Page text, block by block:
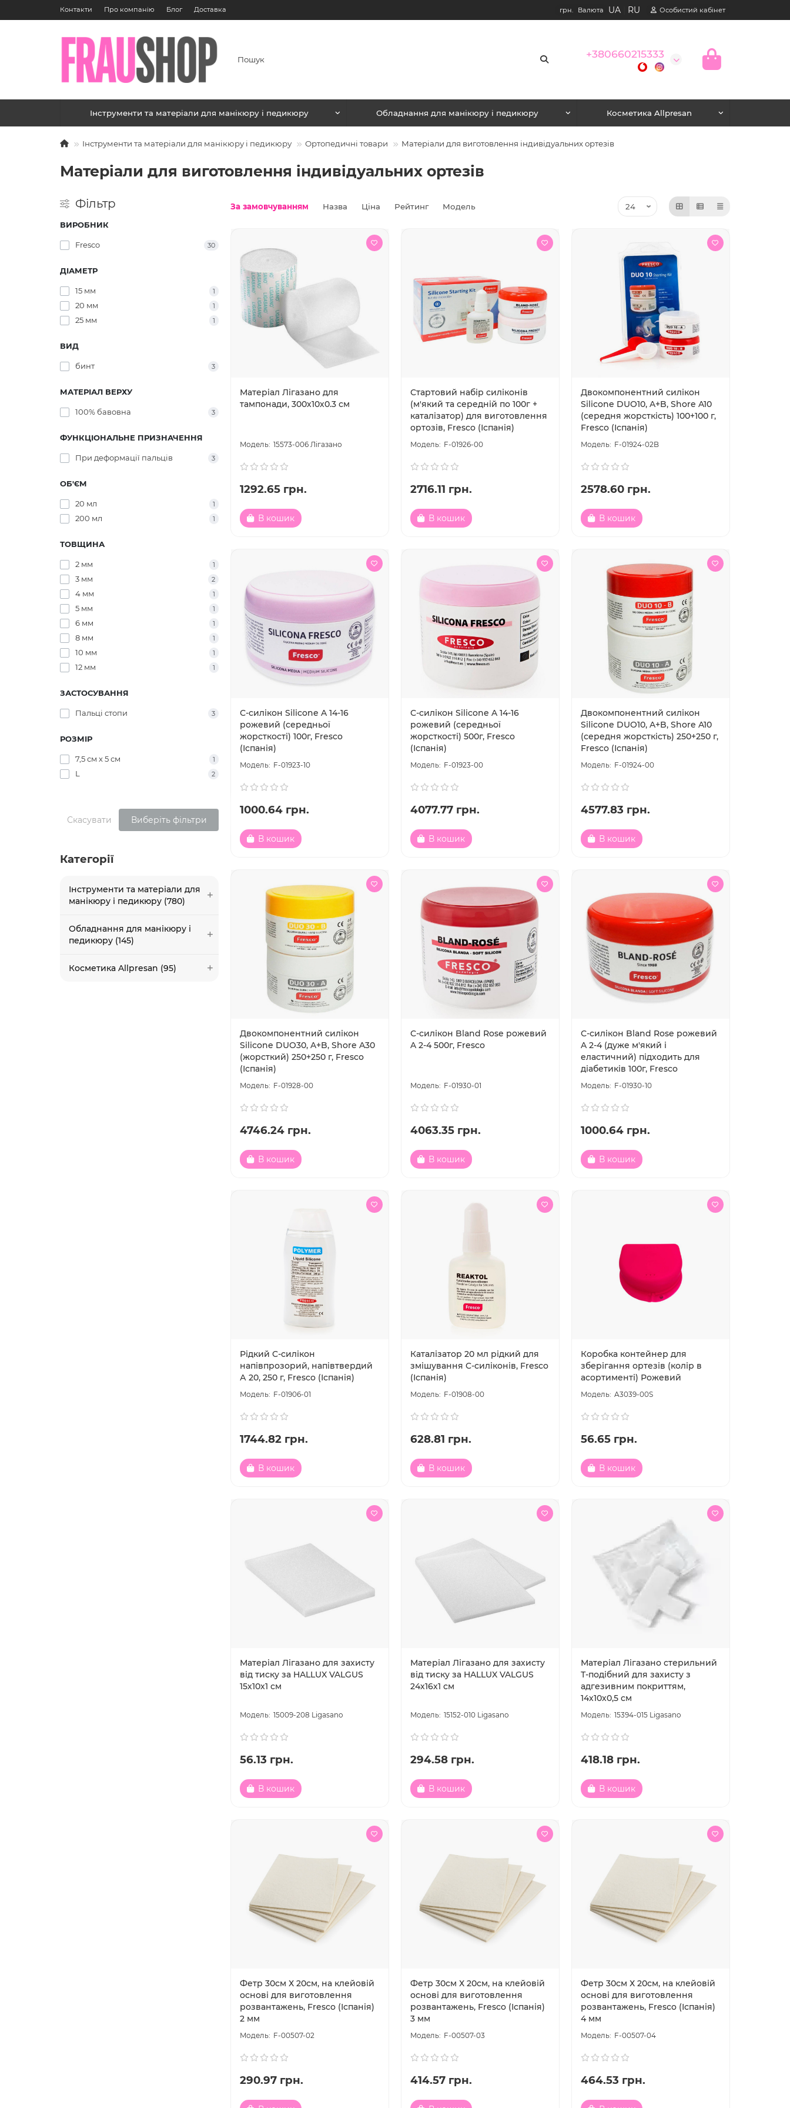
Контакти Про компанію Блог Доставка грн. Валюта UA RU Особистий кабінет
+380660215333
Інструменти та матеріали для манікюру і педикюру Обладнання для манікюру і педикюру Косметика Allpresan
Інструменти та матеріали для манікюру і педикюру Ортопедичні товари Матеріали для виготовлення індивідуальних ортезів
Матеріали для виготовлення індивідуальних ортезів
Фільтр
ВИРОБНИК
Fresco 30
ДІАМЕТР
15 мм 1
20 мм 1
25 мм 1
ВИД
бинт 3
МАТЕРІАЛ ВЕРХУ
100% бавовна 3
ФУНКЦІОНАЛЬНЕ ПРИЗНАЧЕННЯ
При деформації пальців 3
ОБ'ЄМ
20 мл 1
200 мл 1
ТОВЩИНА
2 мм 1
3 мм 2
4 мм 1
5 мм 1
6 мм 1
8 мм 1
10 мм 1
12 мм 1
ЗАСТОСУВАННЯ
Пальці стопи 3
РОЗМІР
7,5 см х 5 см 1
L 2
Скасувати Виберіть фільтри
Категорії
Інструменти та матеріали для
манікюру і педикюру (780)
Обладнання для манікюру і
педикюру (145)
Косметика Allpresan (95)
За замовчуванням Назва Ціна Рейтинг Модель
Матеріал Лігазано для
тампонади, 300х10х0.3 см
15573-006 Лігазано
1292.65 грн.
В кошик
Стартовий набір силіконів
(м'який та середній по 100г +
каталізатор) для виготовлення
ортозів, Fresco (Іспанія)
F-01926-00
2716.11 грн.
В кошик
Двокомпонентний силікон
Silicone DUO10, A+B, Shore A10
(середня жорсткість) 100+100 г,
Fresco (Іспанія)
F-01924-02B
2578.60 грн.
В кошик
С-силікон Silicone A 14-16
рожевий (середньої
жорсткості) 100г, Fresco
(Іспанія)
F-01923-10
1000.64 грн.
В кошик
С-силікон Silicone A 14-16
рожевий (середньої
жорсткості) 500г, Fresco
(Іспанія)
F-01923-00
4077.77 грн.
В кошик
Двокомпонентний силікон
Silicone DUO10, A+B, Shore A10
(середня жорсткість) 250+250 г,
Fresco (Іспанія)
F-01924-00
4577.83 грн.
В кошик
Двокомпонентний силікон
Silicone DUO30, A+B, Shore A30
(жорсткий) 250+250 г, Fresco
(Іспанія)
F-01928-00
4746.24 грн.
В кошик
С-силікон Bland Rose рожевий
A 2-4 500г, Frescо
F-01930-01
4063.35 грн.
В кошик
С-силікон Bland Rose рожевий
A 2-4 (дуже м'який і
еластичний) підходить для
діабетиків 100г, Fresco
F-01930-10
1000.64 грн.
В кошик
Рідкий C-силікон
напівпрозорий, напівтвердий
А 20, 250 г, Fresco (Іспанія)
F-01906-01
1744.82 грн.
В кошик
Каталізатор 20 мл рідкий для
змішування C-силіконів, Fresco
(Іспанія)
F-01908-00
628.81 грн.
В кошик
Коробка контейнер для
зберігання ортезів (колір в
асортименті) Рожевий
A3039-00S
56.65 грн.
В кошик
Матеріал Лігазано для захисту
від тиску за HALLUX VALGUS
15х10х1 см
15009-208 Ligasano
56.13 грн.
В кошик
Матеріал Лігазано для захисту
від тиску за HALLUX VALGUS
24х16х1 см
15152-010 Ligasano
294.58 грн.
В кошик
Матеріал Лігазано стерильний
Т-подібний для захисту з
адгезивним покриттям,
14х10х0,5 см
15394-015 Ligasano
418.18 грн.
В кошик
Фетр 30см Х 20см, на клейовій
основі для виготовлення
розвантажень, Fresco (Іспанія)
2 мм
F-00507-02
290.97 грн.
Фетр 30см Х 20см, на клейовій
основі для виготовлення
розвантажень, Fresco (Іспанія)
3 мм
F-00507-03
414.57 грн.
Фетр 30см Х 20см, на клейовій
основі для виготовлення
розвантажень, Fresco (Іспанія)
4 мм
F-00507-04
464.53 грн.